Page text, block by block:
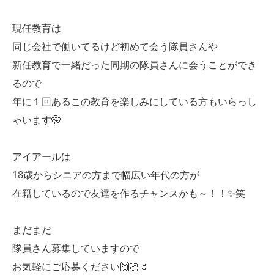
現任教育は
同じ会社で働いてるけど初めて会う隊員さんや
新任教育で一緒だった同期の隊員さんに会うことができ
るので
年に１回あるこの教育を楽しみにしている方もいらっし
ゃいます🤭
アイアールは
18歳からシニアの方まで幅広い年代の方が
在籍しているので友達を作るチャンスかも～！！✨笑
まだまだ
隊員さん募集していますので
お気軽にご応募ください🙌🏻🌷